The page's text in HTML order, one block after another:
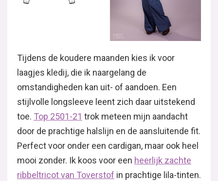
Tijdens de koudere maanden kies ik voor
laagjes kledij, die ik naargelang de
omstandigheden kan uit- of aandoen. Een
stijlvolle longsleeve leent zich daar uitstekend
toe. Top 2501-21 trok meteen mijn aandacht
door de prachtige halslijn en de aansluitende fit.
Perfect voor onder een cardigan, maar ook heel
mooi zonder. Ik koos voor een heerlijk zachte
ribbeltricot van Toverstof in prachtige lila-tinten.